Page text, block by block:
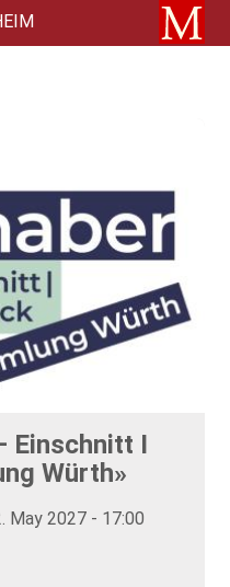
Einschnitt I
Würth»
May 2027 - 17:00